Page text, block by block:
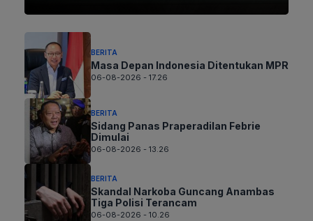
BERITA
Masa Depan Indonesia Ditentukan MPR
06-08-2026 - 17.26
BERITA
Sidang Panas Praperadilan Febrie
Dimulai
06-08-2026 - 13.26
BERITA
Skandal Narkoba Guncang Anambas
Tiga Polisi Terancam
06-08-2026 - 10.26